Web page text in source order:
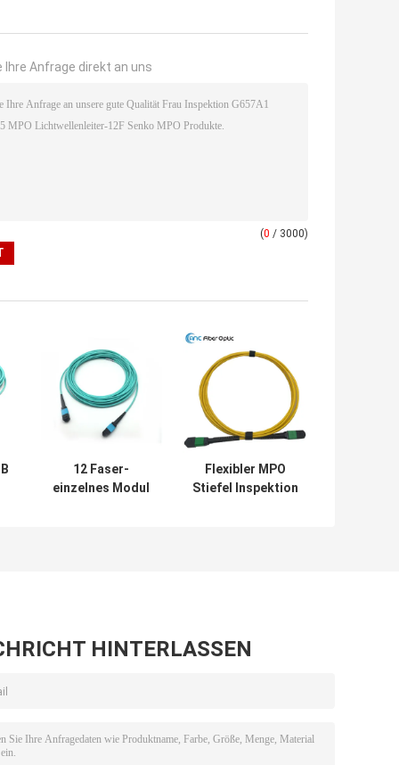
Ihre Anfrage direkt an uns
(0 / 3000)
12 Faser-
einzelnes Modul
Flexibler MPO
Stiefel Inspektion
HINTERLASSEN